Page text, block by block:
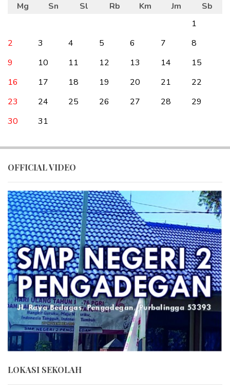
Mg Sn Sl Rb Km Jm
Sb
1
2
3 4 5 6 7
8
9
10 11 12 13 14
15
16
17 18 19 20 21
22
23
24 25 26 27 28
29
30
31
OFFICIAL VIDEO
LOKASI SEKOLAH